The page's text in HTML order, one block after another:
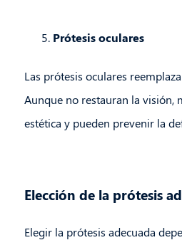
Prótesis oculares
Las prótesis oculares
Aunque no restauran la visión,
estética y pueden prevenir la
Elección de la prótesis
Elegir la prótesis adecuada